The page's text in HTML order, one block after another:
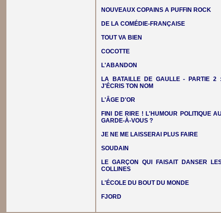
NOUVEAUX COPAINS A PUFFIN ROCK
DE LA COMÉDIE-FRANÇAISE
TOUT VA BIEN
COCOTTE
L'ABANDON
LA BATAILLE DE GAULLE - PARTIE 2
J'ÉCRIS TON NOM
L'ÂGE D'OR
FINI DE RIRE ! L'HUMOUR POLITIQUE
GARDE-À-VOUS ?
JE NE ME LAISSERAI PLUS FAIRE
SOUDAIN
LE GARÇON QUI FAISAIT DANSER
COLLINES
L'ÉCOLE DU BOUT DU MONDE
FJORD